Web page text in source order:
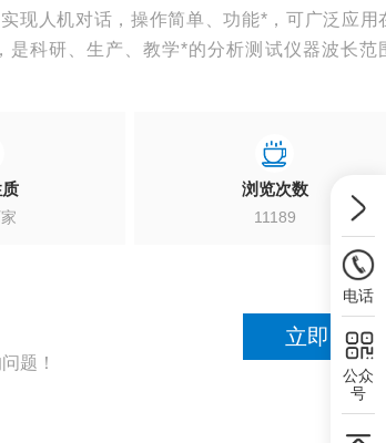
现人机对话，操作简单、功能*，可广泛应用
科研、生产、教学*的分析测试仪器波长范
浏览次数
11189
题！
立即咨询
电话
公众
号